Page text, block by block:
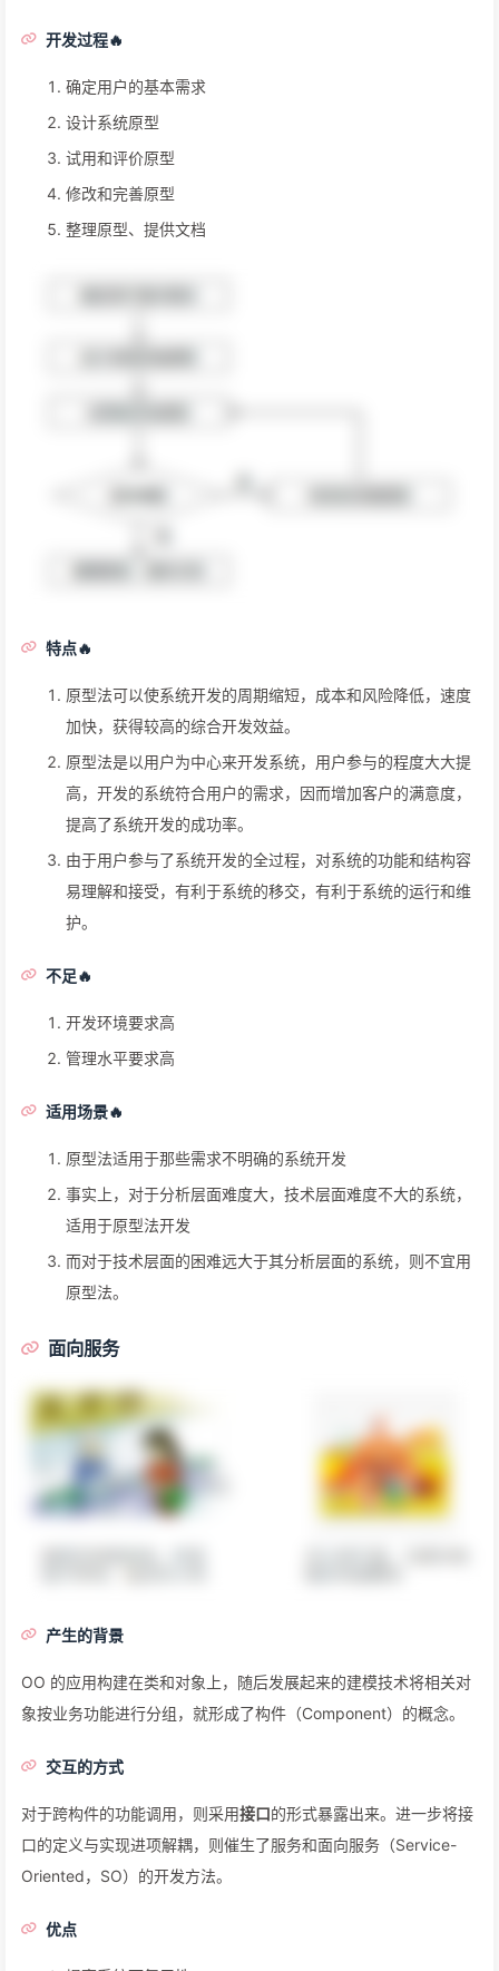
开发过程🔥
确定用户的基本需求
设计系统原型
试用和评价原型
修改和完善原型
整理原型、提供文档
特点🔥
原型法可以使系统开发的周期缩短，成本和风险降低，速度
加快，获得较高的综合开发效益。
原型法是以用户为中心来开发系统，用户参与的程度大大提
高，开发的系统符合用户的需求，因而增加客户的满意度，
提高了系统开发的成功率。
由于用户参与了系统开发的全过程，对系统的功能和结构容
易理解和接受，有利于系统的移交，有利于系统的运行和维
护。
不足🔥
开发环境要求高
管理水平要求高
适用场景🔥
原型法适用于那些需求不明确的系统开发
事实上，对于分析层面难度大，技术层面难度不大的系统，
适用于原型法开发
而对于技术层面的困难远大于其分析层面的系统，则不宜用
原型法。
面向服务
产生的背景
OO 的应用构建在类和对象上，随后发展起来的建模技术将相关对
象按业务功能进行分组，就形成了构件（Component）的概念。
交互的方式
对于跨构件的功能调用，则采用接口的形式暴露出来。进一步将接
口的定义与实现进项解耦，则催生了服务和面向服务（Service-
Oriented，SO）的开发方法。
优点